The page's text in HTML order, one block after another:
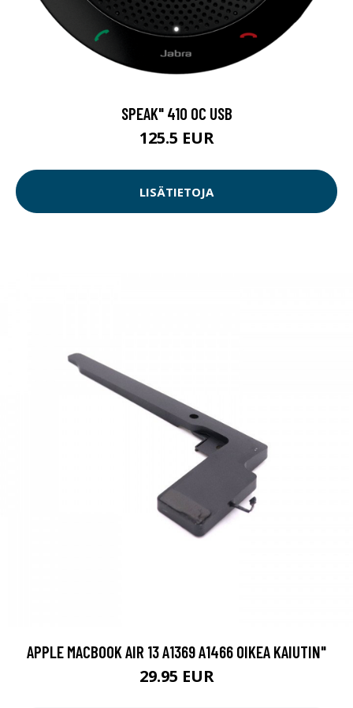
SPEAK" 410 OC USB
125.5 EUR
LISÄTIETOJA
APPLE MACBOOK AIR 13 A1369 A1466 OIKEA KAIUTIN"
29.95 EUR